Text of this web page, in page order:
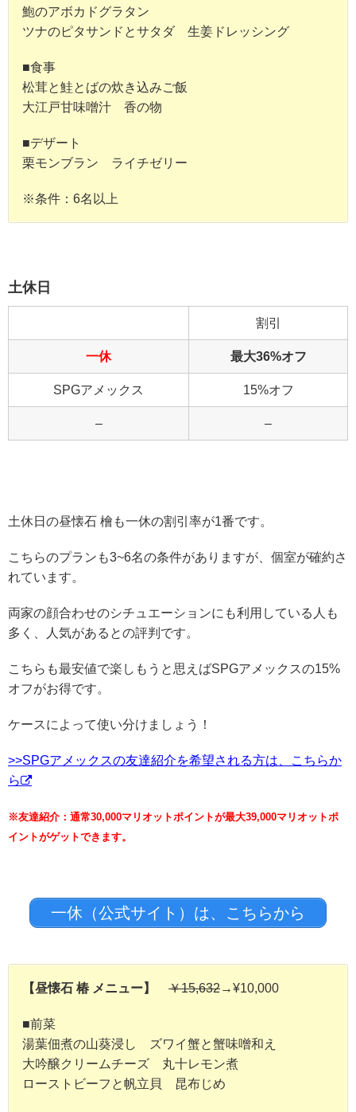
鮑のアボカドグラタン
ツナのピタサンドとサタダ 生姜ドレッシング
■食事
松茸と鮭とばの炊き込みご飯
大江戸甘味噌汁 香の物
■デザート
栗モンブラン ライチゼリー
※条件：6名以上
土休日
割引
一休 最大36%オフ
SPGアメックス 15%オフ
– –
土休日の昼懐石 檜も一休の割引率が1番です。
こちらのプランも3~6名の条件がありますが、個室が確約さ
れています。
両家の顔合わせのシチュエーションにも利用している人も
多く、人気があるとの評判です。
こちらも最安値で楽しもうと思えばSPGアメックスの15%
オフがお得です。
ケースによって使い分けましょう！
>>SPGアメックスの友達紹介を希望される方は、こちらか
ら
※友達紹介：通常30,000マリオットポイントが最大39,000マリオットポ
イントがゲットできます。
一休（公式サイト）は、こちらから
【昼懐石 椿 メニュー】 ￥15,632→¥10,000
■前菜
湯葉佃煮の山葵浸し ズワイ蟹と蟹味噌和え
大吟醸クリームチーズ 丸十レモン煮
ローストビーフと帆立貝 昆布じめ